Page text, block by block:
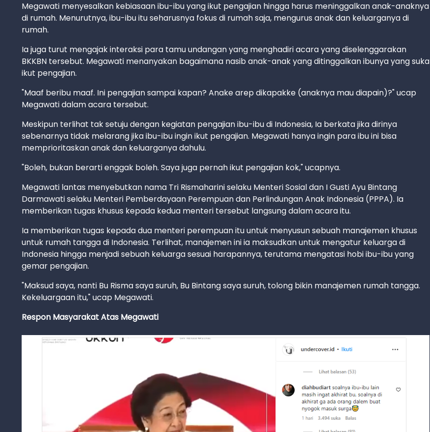
Megawati menyesalkan kebiasaan ibu-ibu yang ikut pengajian hingga harus meninggalkan anak-anaknya
di rumah. Menurutnya, ibu-ibu itu seharusnya fokus di rumah saja, mengurus anak dan keluarganya di
rumah.
Ia juga turut mengajak interaksi para tamu undangan yang menghadiri acara yang diselenggarakan
BKKBN tersebut. Megawati menanyakan bagaimana nasib anak-anak yang ditinggalkan ibunya yang suka
ikut pengajian.
"Maaf beribu maaf. Ini pengajian sampai kapan? Anake arep dikapakke (anaknya mau diapain)?" ucap
Megawati dalam acara tersebut.
Meskipun terlihat tak setuju dengan kegiatan pengajian ibu-ibu di Indonesia, Ia berkata jika dirinya
sebenarnya tidak melarang jika ibu-ibu ingin ikut pengajian. Megawati hanya ingin para ibu ini bisa
memprioritaskan anak dan keluarganya dahulu.
"Boleh, bukan berarti enggak boleh. Saya juga pernah ikut pengajian kok," ucapnya.
Megawati lantas menyebutkan nama Tri Rismaharini selaku Menteri Sosial dan I Gusti Ayu Bintang
Darmawati selaku Menteri Pemberdayaan Perempuan dan Perlindungan Anak Indonesia (PPPA). Ia
memberikan tugas khusus kepada kedua menteri tersebut langsung dalam acara itu.
Ia memberikan tugas kepada dua menteri perempuan itu untuk menyusun sebuah manajemen khusus
untuk rumah tangga di Indonesia. Terlihat, manajemen ini ia maksudkan untuk mengatur keluarga di
Indonesia hingga menjadi sebuah keluarga sesuai harapannya, terutama mengatasi hobi ibu-ibu yang
gemar pengajian.
"Maksud saya, nanti Bu Risma saya suruh, Bu Bintang saya suruh, tolong bikin manajemen rumah tangga.
Kekeluargaan itu," ucap Megawati.
Respon Masyarakat Atas Megawati